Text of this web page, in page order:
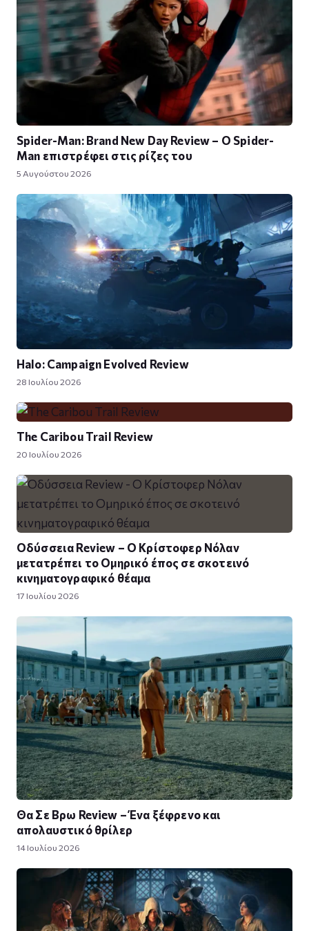
Spider-Man: Brand New Day Review – Ο Spider-
Man επιστρέφει στις ρίζες του
5 Αυγούστου 2026
Halo: Campaign Evolved Review
28 Ιουλίου 2026
The Caribou Trail Review
20 Ιουλίου 2026
Οδύσσεια Review – Ο Κρίστοφερ Νόλαν
μετατρέπει το Ομηρικό έπος σε σκοτεινό
κινηματογραφικό θέαμα
17 Ιουλίου 2026
Θα Σε Βρω Review – Ένα ξέφρενο και
απολαυστικό θρίλερ
14 Ιουλίου 2026